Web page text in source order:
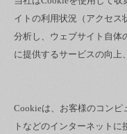
イトの利用状況（アクセス
分析し、ウェブサイト自体
に提供するサービスの向上
Cookieは、お客様のコンピ
トなどのインターネット